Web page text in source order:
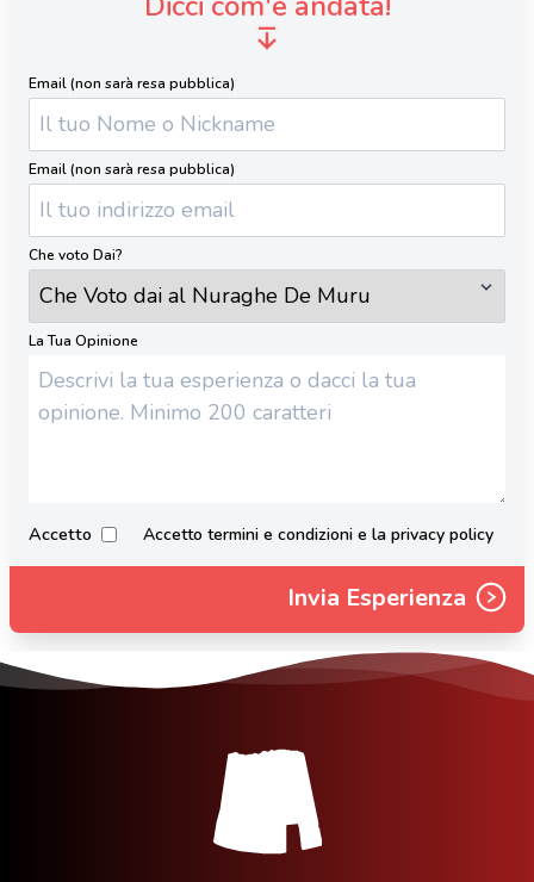
Email (non sarà resa pubblica)
Email (non sarà resa pubblica)
Che voto Dai?
La Tua Opinione
Accetto Accetto termini e condizioni e la privacy policy
Invia Esperienza